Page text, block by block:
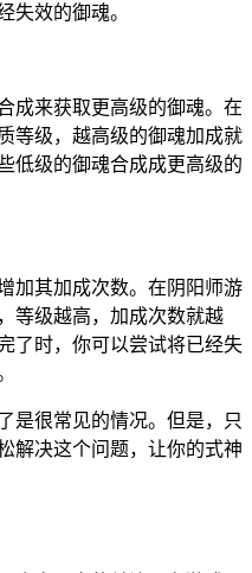
失效的御魂。
成来获取更高级的御魂。在
等级，越高级的御魂加成就
低级的御魂合成成更高级的
加其加成次数。在阴阳师游
等级越高，加成次数就越
了时，你可以尝试将已经失
是很常见的情况。但是，只
解决这个问题，让你的式神